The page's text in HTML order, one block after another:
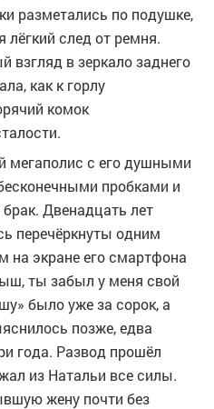
разметались по подушке,
лёгкий след от ремня.
взгляд в зеркало заднего
как к горлу
комок
мегаполис с его душными
пробками и
Двенадцать лет
перечёркнуты одним
на экране его смартфона
ты забыл у меня свой
было уже за сорок, а
позже, едва
года. Развод прошёл
из Натальи все силы.
жену почти без